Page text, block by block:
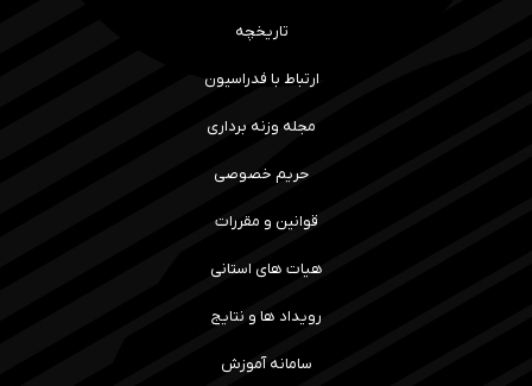
تاریخچه
ارتباط با فدراسیون
مجله وزنه برداری
حریم خصوصی
قوانین و مقررات
هیات های استانی
رویداد ها و نتایج
سامانه آموزش